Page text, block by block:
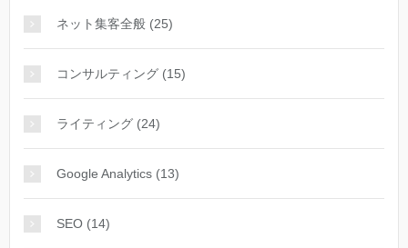
ネット集客全般 (25)
コンサルティング (15)
ライティング (24)
Google Analytics (13)
SEO (14)